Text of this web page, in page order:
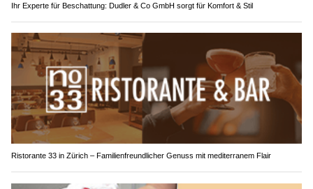
Ihr Experte für Beschattung: Dudler & Co GmbH sorgt für Komfort & Stil
Ristorante 33 in Zürich – Familienfreundlicher Genuss mit mediterranem Flair